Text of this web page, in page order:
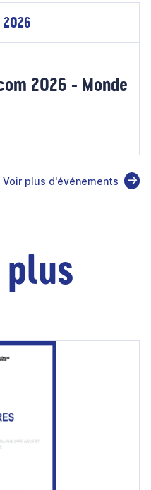
2026 - Monde
Voir plus d'événements